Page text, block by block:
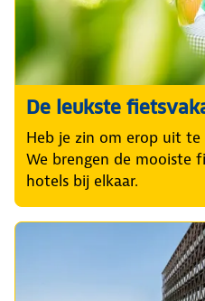
De leukste
Heb je zin om erop uit
We brengen de mooiste
hotels bij elkaar.